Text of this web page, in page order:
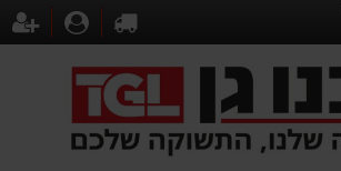
לקופה